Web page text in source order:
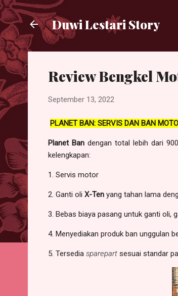
Duwi Lestari Story
Review Bengkel
September 13, 2022
PLANET BAN: SERVIS DAN BAN
Planet Ban dengan total lebih dari
kelengkapan:
1. Servis motor
2. Ganti oli X-Ten yang tahan lama
3. Bebas biaya pasang untuk ganti oli,
4. Menyediakan produk ban unggulan
5. Tersedia sparepart sesuai standar